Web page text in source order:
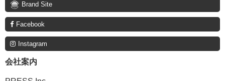
Brand Site
Facebook
Instagram
会社案内